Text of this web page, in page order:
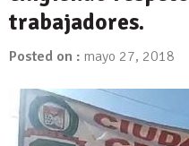
trabajadores.
Posted on : mayo 27, 2018